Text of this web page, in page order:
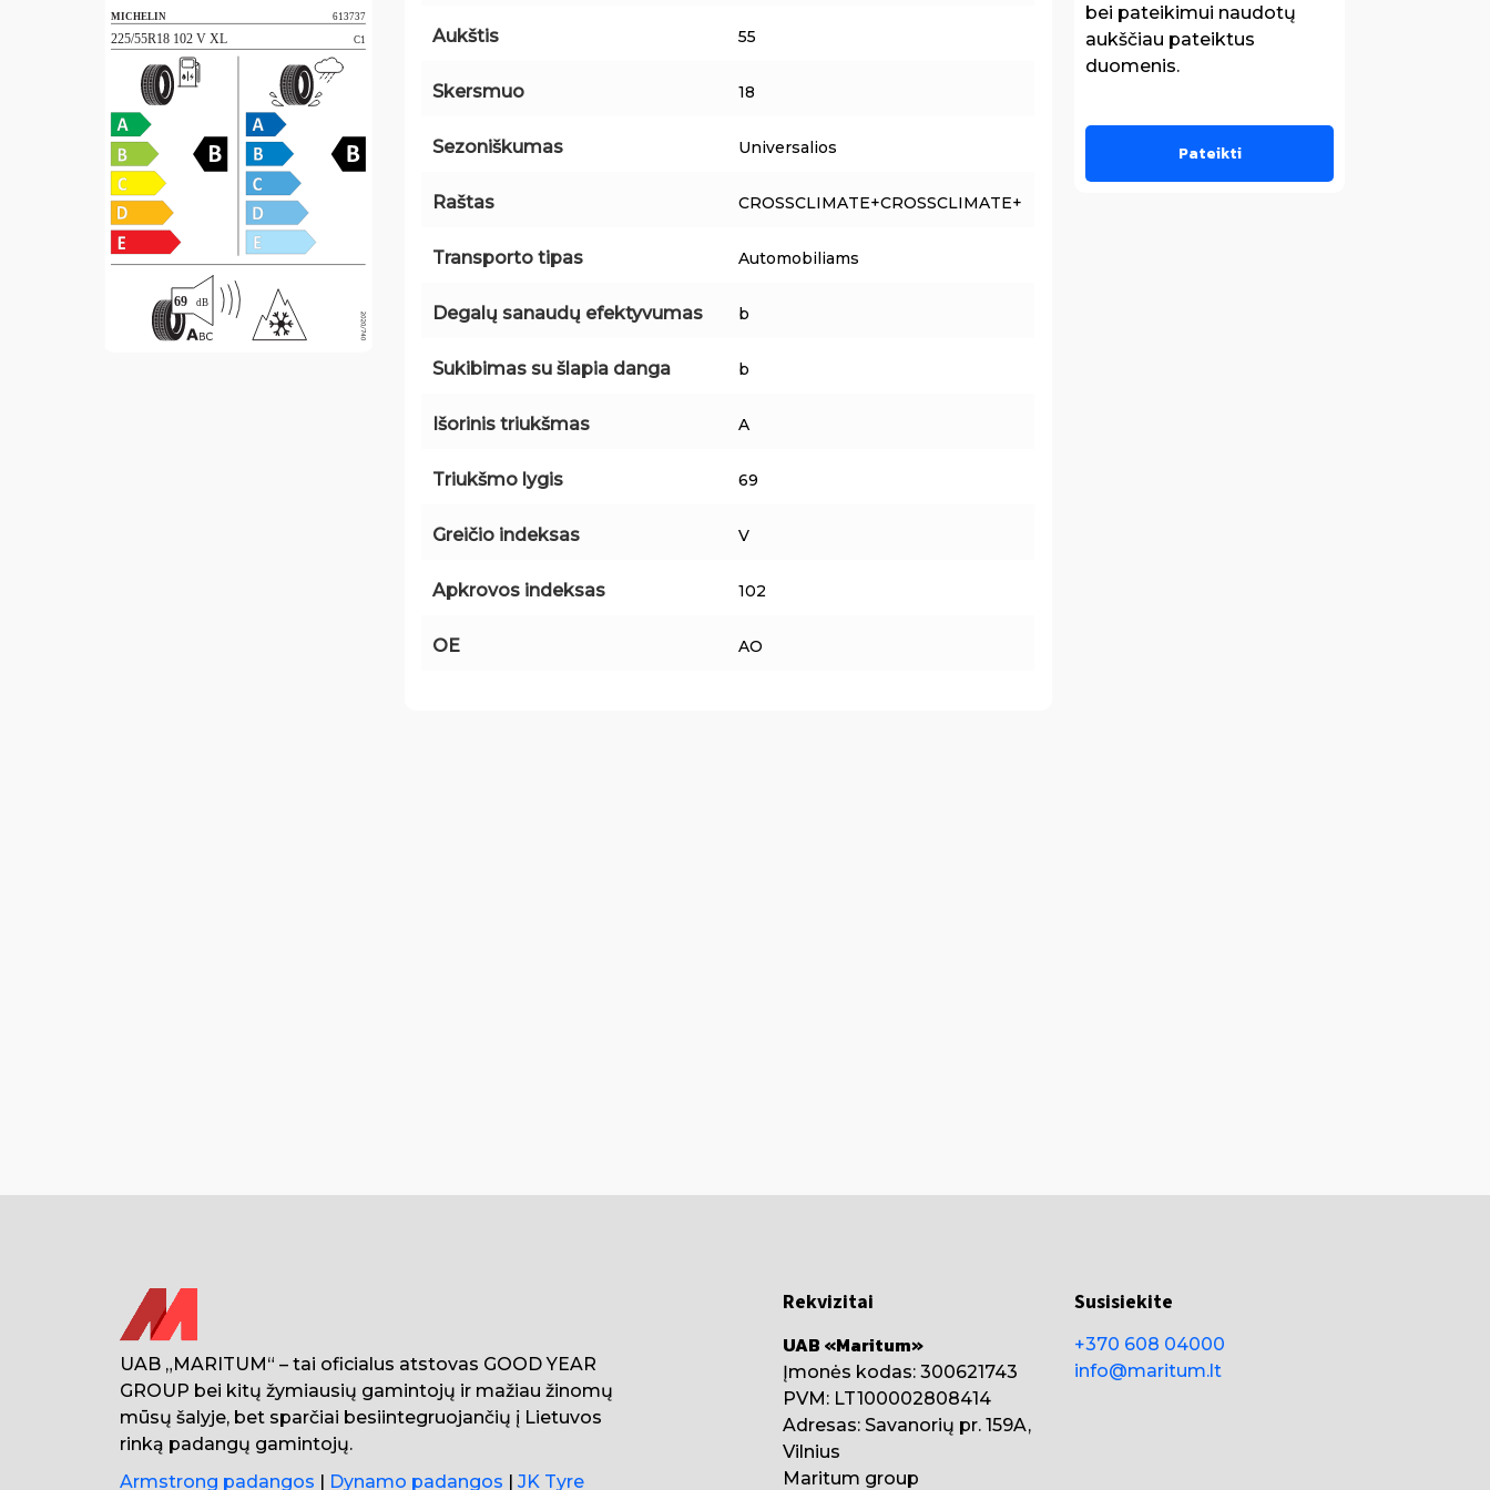
Aukštis 55
Skersmuo 18
Sezoniškumas Universalios
Raštas CROSSCLIMATE+CROSSCLIMATE+
Transporto tipas Automobiliams
Degalų sanaudų efektyvumas b
Sukibimas su šlapia danga b
Išorinis triukšmas A
Triukšmo lygis 69
Greičio indeksas V
Apkrovos indeksas 102
OE AO
bei pateikimui naudotų
aukščiau pateiktus
duomenis.
UAB „MARITUM“ – tai oficialus atstovas GOOD YEAR
GROUP bei kitų žymiausių gamintojų ir mažiau žinomų
mūsų šalyje, bet sparčiai besiintegruojančių į Lietuvos
rinką padangų gamintojų.
Armstrong padangos | Dynamo padangos | JK Tyre
Rekvizitai
UAB «Maritum»
Įmonės kodas: 300621743
PVM: LT100002808414
Adresas: Savanorių pr. 159A,
Vilnius
Maritum group
Susisiekite
+370 608 04000
info@maritum.lt